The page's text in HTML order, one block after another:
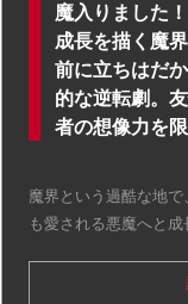
魔入りました
成長を描く魔
前に立ちはだ
的な逆転劇。
者の想像力を
魔界という過酷な地
も愛される悪魔へと